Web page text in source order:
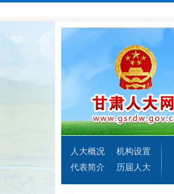
人大概况
机构设置
代表简介
历届人大